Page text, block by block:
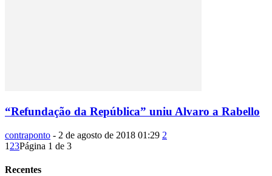
“Refundação da República” uniu Alvaro a Rabello
contraponto - 2 de agosto de 2018 01:29 2
1 23Página 1 de 3
Recentes